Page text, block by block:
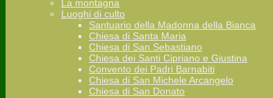
La montagna
Luoghi di culto
Santuario della Madonna della Bianca
Chiesa di Santa Maria
Chiesa di San Sebastiano
Chiesa dei Santi Cipriano e Giustina
Convento dei Padri Barnabiti
Chiesa di San Michele Arcangelo
Chiesa di San Donato